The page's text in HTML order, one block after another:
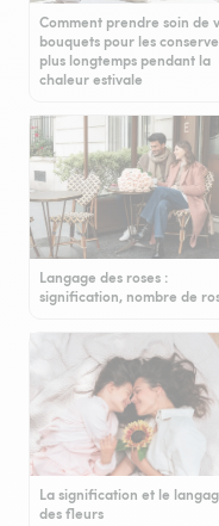
Comment prendre soin de
bouquets pour les
plus longtemps pendant la
chaleur estivale
Langage des roses :
signification, nombre de
La signification et le
des fleurs